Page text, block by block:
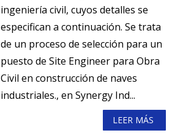
ingeniería civil, cuyos detalles se
especifican a continuación. Se trata
de un proceso de selección para un
puesto de Site Engineer para Obra
Civil en construcción de naves
industriales., en Synergy Ind...
LEER MÁS